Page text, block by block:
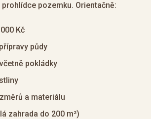
pozemku. Orientačně:
Kč
půdy
pokládky
a materiálu
zahrada do 200 m²)